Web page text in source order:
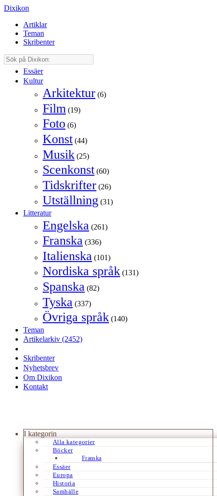
Dixikon
Artiklar
Teman
Skribenter
Essäer
Kultur
Arkitektur (6)
Film (19)
Foto (6)
Konst (44)
Musik (25)
Scenkonst (60)
Tidskrifter (26)
Utställning (31)
Litteratur
Engelska (261)
Franska (336)
Italienska (101)
Nordiska språk (131)
Spanska (82)
Tyska (337)
Övriga språk (140)
Teman
Artikelarkiv (2452)
Skribenter
Nyhetsbrev
Om Dixikon
Kontakt
I kategorin
Alla kategorier
Böcker
Franska
Essäer
Europa
Historia
Samhälle